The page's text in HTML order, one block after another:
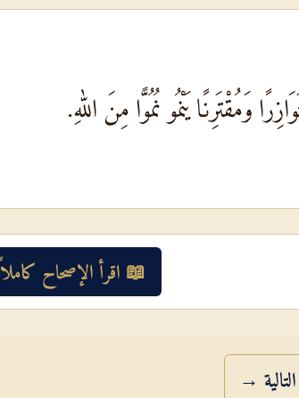
يَنْمُو نُمُوًّا مِنَ اللهِ.
📖 اقرأ الإصحاح كاملاً
→